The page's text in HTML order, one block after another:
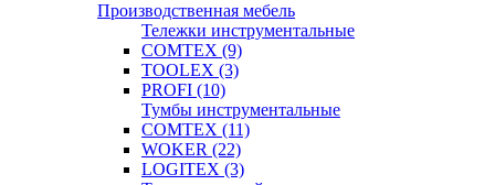
Производственная мебель
Тележки инструментальные
COMTEX (9)
TOOLEX (3)
PROFI (10)
Тумбы инструментальные
COMTEX (11)
WOKER (22)
LOGITEX (3)